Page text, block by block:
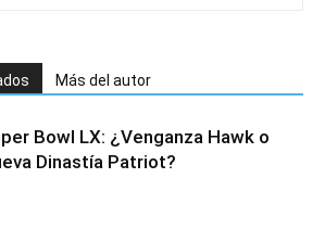
Más del autor
Bowl LX: ¿Venganza Hawk o
Dinastía Patriot?